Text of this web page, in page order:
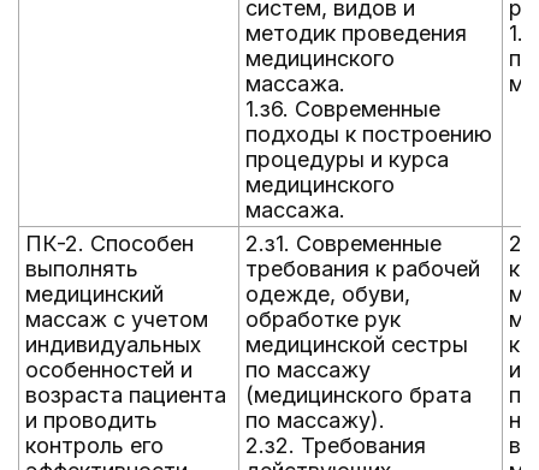
систем, видов и
методик проведения
медицинского
массажа.
1.з6. Современные
подходы к построению
процедуры и курса
медицинского
массажа.
ПК-2. Способен
выполнять
медицинский
массаж с учетом
индивидуальных
особенностей и
возраста пациента
и проводить
контроль его
2.з1. Современные
требования к рабочей
одежде, обуви,
обработке рук
медицинской сестры
по массажу
(медицинского брата
по массажу).
2.з2. Требования
и